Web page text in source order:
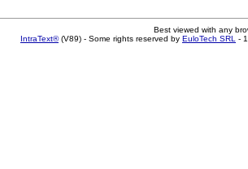
Best viewed with any
IntraText®(V89) - Some rights reserved by EuloTech SRL -